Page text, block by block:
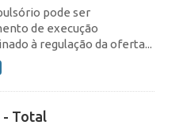
pode ser
de execução
à regulação da oferta...
- Total